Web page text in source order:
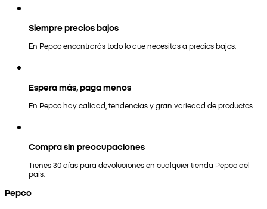
Siempre precios bajos
En Pepco encontrarás todo lo que necesitas a precios bajos.
Espera más, paga menos
En Pepco hay calidad, tendencias y gran variedad de productos.
Compra sin preocupaciones
Tienes 30 días para devoluciones en cualquier tienda Pepco del
país.
Pepco